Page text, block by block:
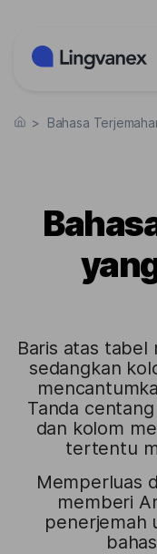
> Bahasa
Baris atas tabel
sedangkan
Tanda
dan kolom
tertentu
Memperluas
memberi
penerjemah